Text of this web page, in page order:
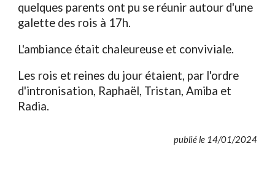
quelques parents ont pu se réunir autour d'une
galette des rois à 17h.
L'ambiance était chaleureuse et conviviale.
Les rois et reines du jour étaient, par l'ordre
d'intronisation, Raphaël, Tristan, Amiba et
Radia.
publié le 14/01/2024